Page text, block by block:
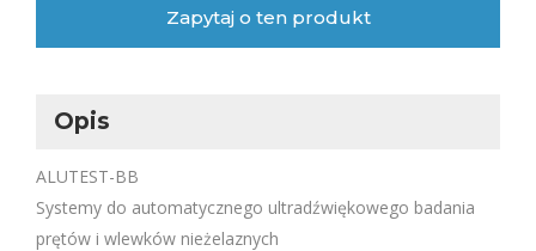
Zapytaj o ten produkt
Opis
ALUTEST-BB
Systemy do automatycznego ultradźwiękowego badania
prętów i wlewków nieżelaznych